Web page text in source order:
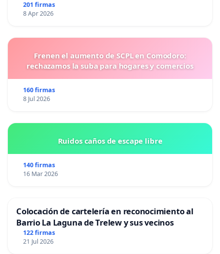
201 firmas
8 Apr 2026
Frenen el aumento de SCPL en Comodoro:
rechazamos la suba para hogares y comercios
160 firmas
8 Jul 2026
Ruidos caños de escape libre
140 firmas
16 Mar 2026
Colocación de cartelería en reconocimiento al
Barrio La Laguna de Trelew y sus vecinos
122 firmas
21 Jul 2026